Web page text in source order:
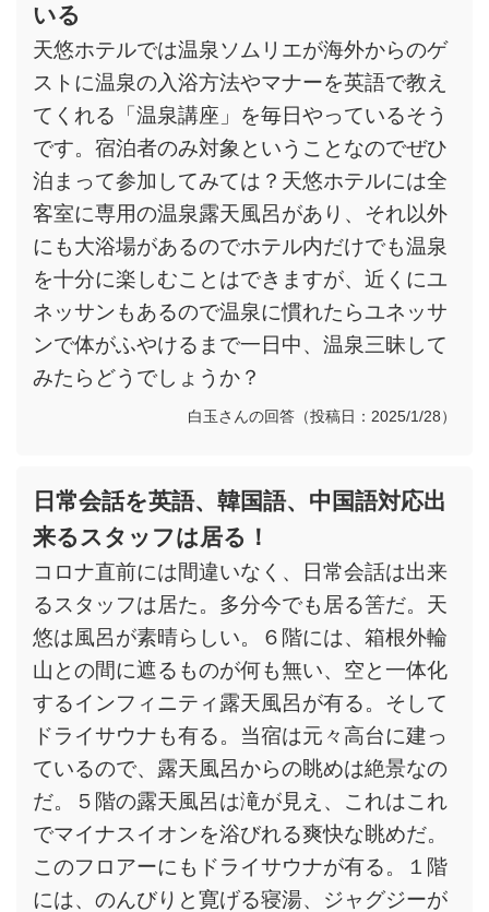
いる
天悠ホテルでは温泉ソムリエが海外からのゲ
ストに温泉の入浴方法やマナーを英語で教え
てくれる「温泉講座」を毎日やっているそう
です。宿泊者のみ対象ということなのでぜひ
泊まって参加してみては？天悠ホテルには全
客室に専用の温泉露天風呂があり、それ以外
にも大浴場があるのでホテル内だけでも温泉
を十分に楽しむことはできますが、近くにユ
ネッサンもあるので温泉に慣れたらユネッサ
ンで体がふやけるまで一日中、温泉三昧して
みたらどうでしょうか？
白玉さんの回答（投稿日：2025/1/28）
日常会話を英語、韓国語、中国語対応出
来るスタッフは居る！
コロナ直前には間違いなく、日常会話は出来
るスタッフは居た。多分今でも居る筈だ。天
悠は風呂が素晴らしい。６階には、箱根外輪
山との間に遮るものが何も無い、空と一体化
するインフィニティ露天風呂が有る。そして
ドライサウナも有る。当宿は元々高台に建っ
ているので、露天風呂からの眺めは絶景なの
だ。５階の露天風呂は滝が見え、これはこれ
でマイナスイオンを浴びれる爽快な眺めだ。
このフロアーにもドライサウナが有る。１階
には、のんびりと寛げる寝湯、ジャグジーが